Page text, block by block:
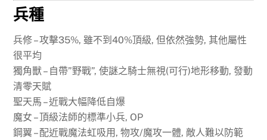
兵種
兵修 – 攻擊35%, 雖不到40%頂級, 但依然強勢, 其他屬性
很平均
獨角獸 – 自帶”野戰”, 使謎之騎士無視(可行)地形移動, 發動
清零天賦
聖天馬 – 近戰大幅降低自爆
魔女 – 頂級法師的標準小兵, OP
鋼翼 – 配近戰魔法虹吸用, 物攻/魔攻一體, 敵人難以防範